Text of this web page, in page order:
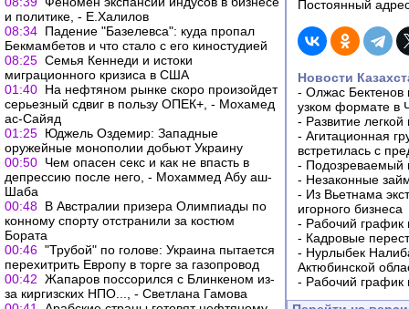
и политике, - Е.Халилов
08:34 Падение "Базелевса": куда пропал
Бекмамбетов и что стало с его киностудией
08:25 Семья Кеннеди и истоки
миграционного кризиса в США
01:40 На нефтяном рынке скоро произойдет
серьезный сдвиг в пользу ОПЕК+, - Мохамед
ас-Сайяд
01:25 Юджель Оздемир: Западные
оружейные монополии добьют Украину
00:50 Чем опасен секс и как не впасть в
депрессию после него, - Мохаммед Абу аш-
Шаба
00:48 В Австралии призера Олимпиады по
конному спорту отстранили за костюм
Бората
00:46 "Трубой" по голове: Украина пытается
перехитрить Европу в торге за газопровод
00:42 Жапаров поссорился с Блинкеном из-
за киргизских НПО..., - Светлана Гамова
Постоянный
Новости
- Олжас Бектенов
узком формате в
- Развитие
- Агитационная
встретилась с
- Подозреваемый
- Незаконные
- Из Вьетнама
игорного бизнеса
- Рабочий график
- Кадровые
- Нурлыбек
Актюбинской
- Рабочий график